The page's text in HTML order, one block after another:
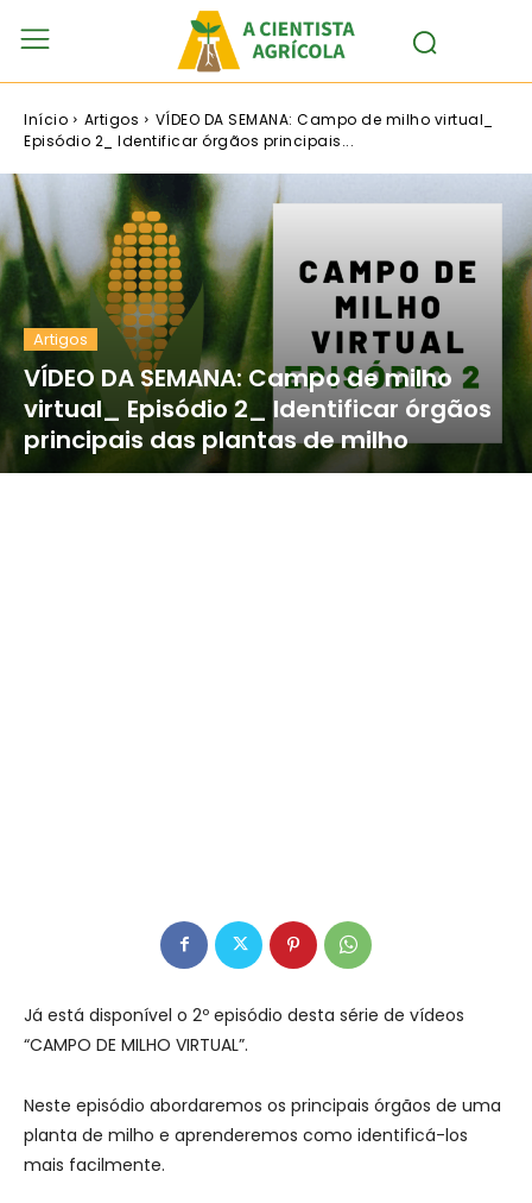
Início Artigos
VÍDEO DA SEMANA: Campo de milho virtual_
Episódio 2_ Identificar órgãos principais...
Artigos
VÍDEO DA SEMANA: Campo de milho
virtual_ Episódio 2_ Identificar órgãos
principais das plantas de milho
Já está disponível o 2º episódio desta série de vídeos
“CAMPO DE MILHO VIRTUAL”.
Neste episódio abordaremos os principais órgãos de uma
planta de milho e aprenderemos como identificá-los
mais facilmente.